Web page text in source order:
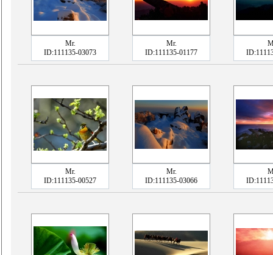
Mr.
ID:111135-03073
Mr.
ID:111135-01177
Mr.
ID:111135-00527
Mr.
ID:111135-03066